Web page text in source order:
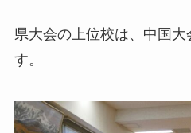
県大会の上位校は、中国
す。